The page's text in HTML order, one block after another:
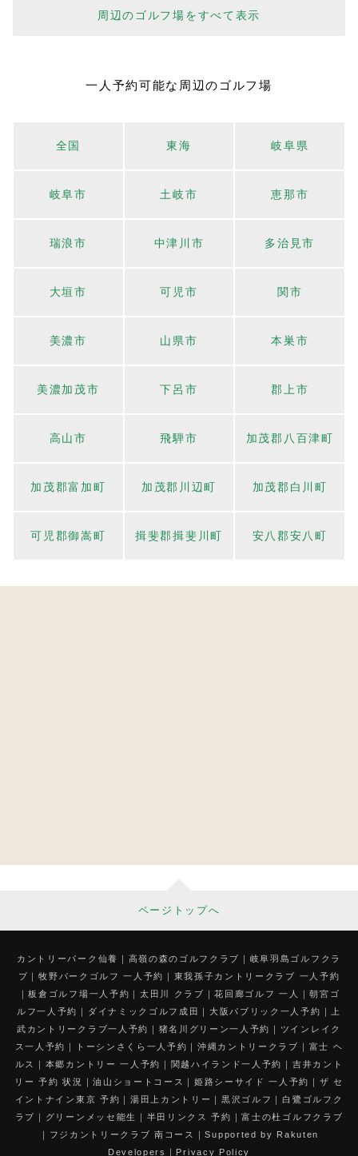
周辺のゴルフ場をすべて表示
一人予約可能な周辺のゴルフ場
全国 東海 岐阜県
岐阜市 土岐市 恵那市
瑞浪市 中津川市 多治見市
大垣市 可児市 関市
美濃市 山県市 本巣市
美濃加茂市 下呂市 郡上市
高山市 飛騨市 加茂郡八百津町
加茂郡富加町 加茂郡川辺町 加茂郡白川町
可児郡御嵩町 揖斐郡揖斐川町 安八郡安八町
ページトップへ
カントリーパーク仙養 高嶺の森のゴルフクラブ
岐阜羽島ゴルフクラ
ブ
牧野パークゴルフ 一人予約
東我孫子カントリークラブ 一人予約
板倉ゴルフ場一人予約
太田川 クラブ 花回廊ゴルフ 一人
朝宮ゴ
ルフ一人予約
ダイナミックゴルフ成田 大阪パブリック一人予約
上
武カントリークラブ一人予約
猪名川グリーン一人予約
ツインレイク
ス一人予約
トーシンさくら一人予約 沖縄カントリークラブ
富士 ヘ
ルス
本郷カントリー 一人予約 関越ハイランド一人予約
吉井カント
リー 予約 状況
油山ショートコース 姫路シーサイド 一人予約
ザ セ
イントナイン東京 予約
湯田上カントリー 黒沢ゴルフ
白鷺ゴルフク
ラブ
グリーンメッセ能生 半田リンクス 予約
富士の杜ゴルフクラブ
フジカントリークラブ 南コース
Supported by Rakuten
Developers
Privacy Policy